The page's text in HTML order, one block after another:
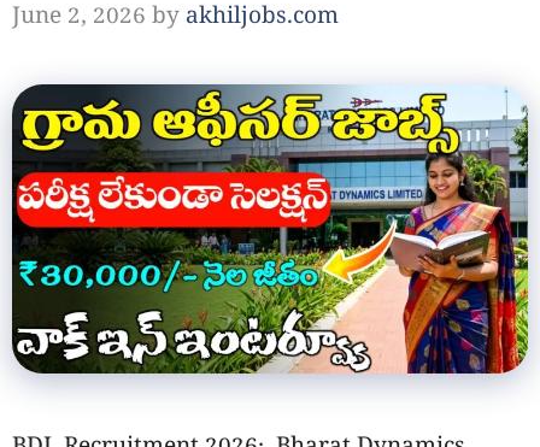
June 2, 2026 by akhiljobs.com